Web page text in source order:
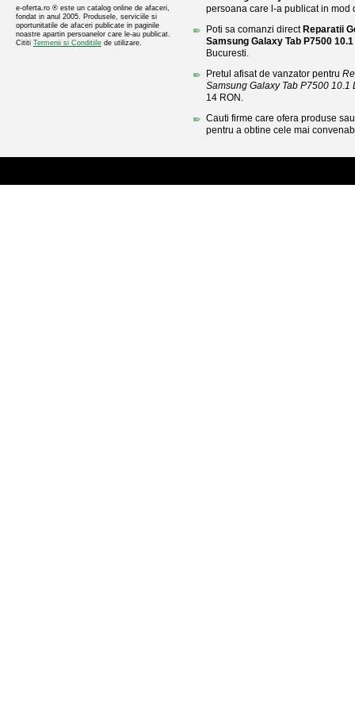
e-oferta.ro ® este un catalog online de afaceri,
fondat in anul 2005. Produsele, serviciile si
oportunitatile de afaceri publicate in paginile
noastre apartin persoanelor care le-au publicat.
Cititi Termenii si Conditiile de utilizare.
persoana care l-a publicat in mod
Poti sa comanzi direct Reparatii
Samsung Galaxy Tab P7500
Bucuresti.
Pretul afisat de vanzator pentru
Samsung Galaxy Tab P7500 10.1
14 RON.
Cauti firme care ofera produse
pentru a obtine cele mai